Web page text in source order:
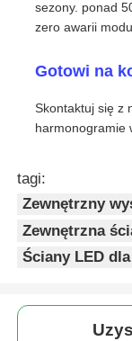
sezony. ponad
zero awarii
Gotowi na
Skontaktuj się z
harmonogramie
tagi:
Zewnętrzny
Zewnętrzna
Ściany LED